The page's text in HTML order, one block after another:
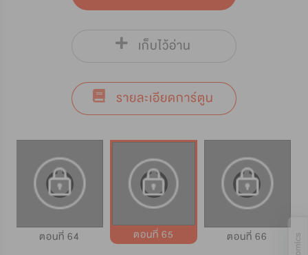
เก็บไว้อ่าน
รายละเอียดการ์ตูน
ตอนที่ 64 ตอนที่ 65 ตอนที่ 66